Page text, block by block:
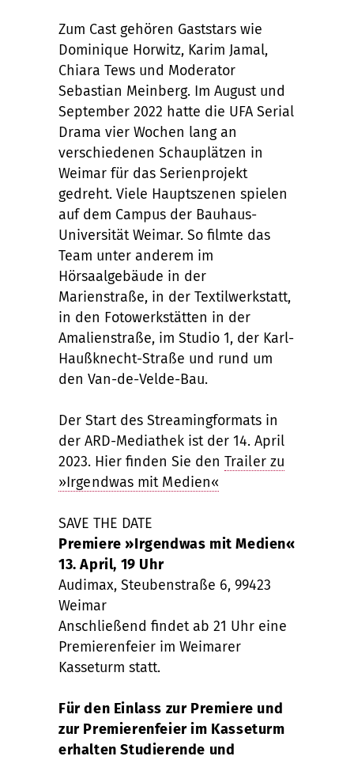
Zum Cast gehören Gaststars wie
Dominique Horwitz, Karim Jamal,
Chiara Tews und Moderator
Sebastian Meinberg. Im August und
September 2022 hatte die UFA Serial
Drama vier Wochen lang an
verschiedenen Schauplätzen in
Weimar für das Serienprojekt
gedreht. Viele Hauptszenen spielen
auf dem Campus der Bauhaus-
Universität Weimar. So filmte das
Team unter anderem im
Hörsaalgebäude in der
Marienstraße, in der Textilwerkstatt,
in den Fotowerkstätten in der
Amalienstraße, im Studio 1, der Karl-
Haußknecht-Straße und rund um
den Van-de-Velde-Bau.
Der Start des Streamingformats in
der ARD-Mediathek ist der 14. April
2023. Hier finden Sie den Trailer zu
»Irgendwas mit Medien«
SAVE THE DATE
Premiere »Irgendwas mit Medien«
13. April, 19 Uhr
Audimax, Steubenstraße 6, 99423
Weimar
Anschließend findet ab 21 Uhr eine
Premierenfeier im Weimarer
Kasseturm statt.
Für den Einlass zur Premiere und
zur Premierenfeier im Kasseturm
erhalten Studierende und